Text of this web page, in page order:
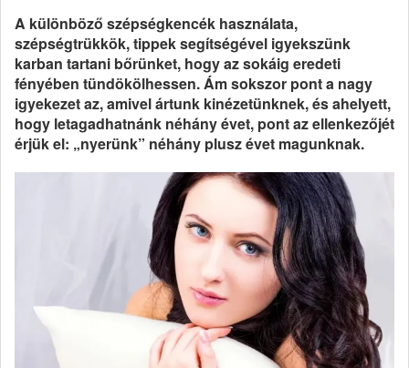
A különböző szépségkencék használata,
szépségtrükkök, tippek segítségével igyekszünk
karban tartani bőrünket, hogy az sokáig eredeti
fényében tündökölhessen. Ám sokszor pont a nagy
igyekezet az, amivel ártunk kinézetünknek, és ahelyett,
hogy letagadhatnánk néhány évet, pont az ellenkezőjét
érjük el: „nyerünk” néhány plusz évet magunknak.